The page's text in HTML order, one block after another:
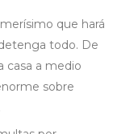
que hará
todo. De
casa a medio
sobre